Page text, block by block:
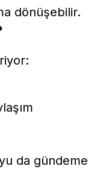
dönüşebilir.
da gündeme